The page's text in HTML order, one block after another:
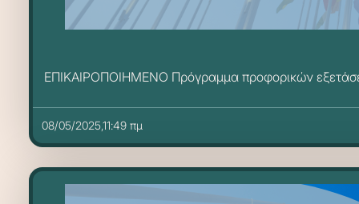
ΕΠΙΚΑΙΡΟΠΟΙΗΜΕΝΟ Πρόγραμμα προφορικών
08/05/2025,11:49 πμ